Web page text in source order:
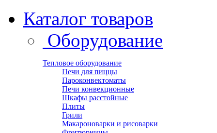
Каталог товаров
Оборудование
Тепловое оборудование
Печи для пиццы
Пароконвектоматы
Печи конвекционные
Шкафы расстойные
Плиты
Грили
Макароноварки и рисоварки